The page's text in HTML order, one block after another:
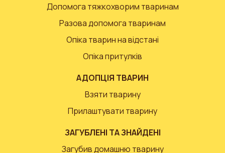
Допомога тяжкохворим тваринам
Разова допомога тваринам
Опіка тварин на відстані
Опіка притулків
АДОПЦІЯ ТВАРИН
Взяти тварину
Прилаштувати тварину
ЗАГУБЛЕНІ ТА ЗНАЙДЕНІ
Загубив домашню тварину